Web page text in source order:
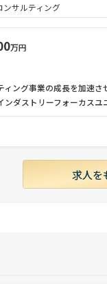
ンサルティング
万円
ィング事業の成長を加速
ンダストリーフォーカス
求人を